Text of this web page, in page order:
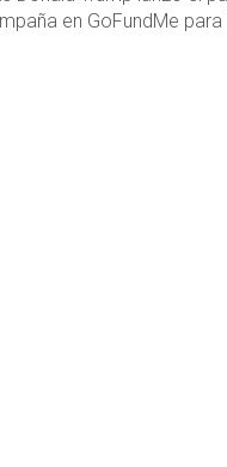
en GoFundMe para